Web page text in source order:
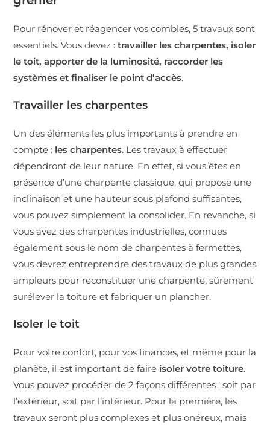
Pour rénover et réagencer vos combles, 5 travaux sont
essentiels. Vous devez :travailler les charpentes, isoler
le toit, apporter de la luminosité, raccorder les
systèmes et finaliser le point d’accès.
Travailler les charpentes
Un des éléments les plus importants à prendre en
compte : les charpentes. Les travaux à effectuer
dépendront de leur nature. En effet, si vous êtes en
présence d’une charpente classique, qui propose une
inclinaison et une hauteur sous plafond suffisantes,
vous pouvez simplement la consolider. En revanche, si
vous avez des charpentes industrielles, connues
également sous le nom de charpentes à fermettes,
vous devrez entreprendre des travaux de plus grandes
ampleurs pour reconstituer une charpente, sûrement
surélever la toiture et fabriquer un plancher.
Isoler le toit
Pour votre confort, pour vos finances, et même pour la
planète, il est important de faire isoler votre toiture.
Vous pouvez procéder de 2 façons différentes : soit par
l’extérieur, soit par l’intérieur. Pour la première, les
travaux seront plus complexes et plus onéreux, mais